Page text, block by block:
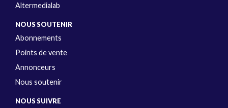
Altermedialab
NOUS SOUTENIR
Abonnements
Points de vente
Annonceurs
Nous soutenir
NOUS SUIVRE